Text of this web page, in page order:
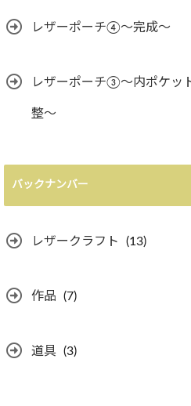
レザーポーチ④～完成～
レザーポーチ③〜内ポケッ
整〜
バックナンバー
レザークラフト (13)
作品 (7)
道具 (3)